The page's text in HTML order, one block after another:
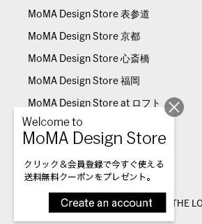
MoMA Design Store 表参道
MoMA Design Store 京都
MoMA Design Store 心斎橋
MoMA Design Store 福岡
MoMA Design Store at ロフト
© THE